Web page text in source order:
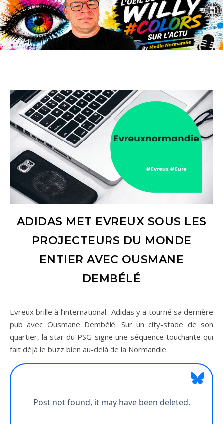
ADIDAS MET EVREUX SOUS LES
PROJECTEURS DU MONDE
ENTIER AVEC OUSMANE
DEMBÉLÉ
Evreux brille à l’international : Adidas y a tourné sa dernière
pub avec Ousmane Dembélé. Sur un city-stade de son
quartier, la star du PSG signe une séquence touchante qui
fait déjà le buzz bien au-delà de la Normandie.